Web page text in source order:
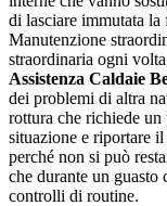
di lasciare immutata
Manutenzione
straordinaria ogni
Assistenza Caldaie
dei problemi di altra
rottura che richiede
situazione e riportare
perché non si può
che durante un
controlli di routine.